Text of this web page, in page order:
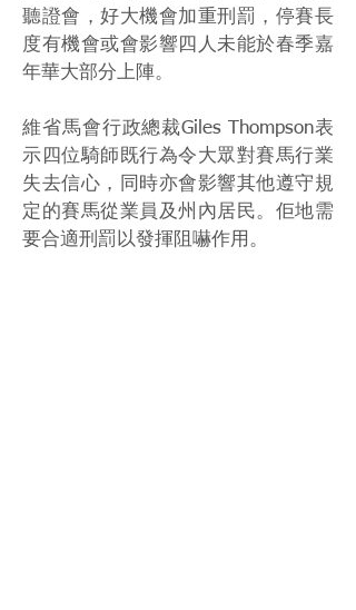
聽證會，好大機會加重刑罰，停賽長
度有機會或會影響四人未能於春季嘉
年華大部分上陣。
維省馬會行政總裁Giles Thompson表
示四位騎師既行為令大眾對賽馬行業
失去信心，同時亦會影響其他遵守規
定的賽馬從業員及州內居民。佢地需
要合適刑罰以發揮阻嚇作用。